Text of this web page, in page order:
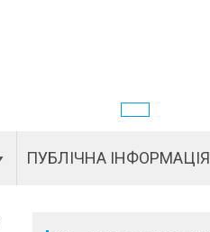
ПУБЛІЧНА ІНФОРМАЦІЯ